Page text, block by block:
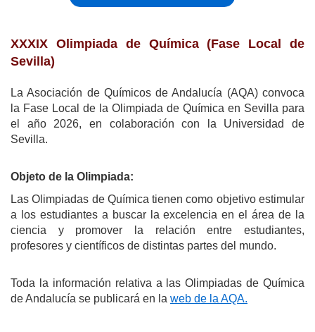
XXXIX Olimpiada de Química (Fase Local de
Sevilla)
La Asociación de Químicos de Andalucía (AQA) convoca
la Fase Local de la Olimpiada de Química en Sevilla para
el año 2026, en colaboración con la Universidad de
Sevilla.
Objeto de la Olimpiada:
Las Olimpiadas de Química tienen como objetivo estimular
a los estudiantes a buscar la excelencia en el área de la
ciencia y promover la relación entre estudiantes,
profesores y científicos de distintas partes del mundo.
Toda la información relativa a las Olimpiadas de Química
de Andalucía se publicará en la web de la AQA.